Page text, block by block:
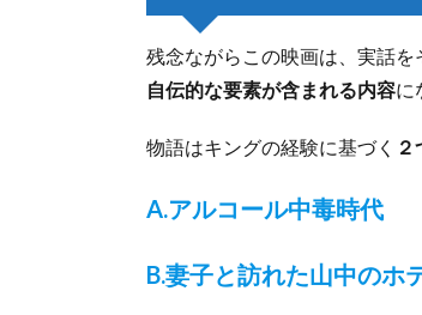
残念ながらこの映画は、実話を
自伝的な要素が含まれる内容に
物語はキングの経験に基づく
A.アルコール中毒時代
B.妻子と訪れた山中のホ